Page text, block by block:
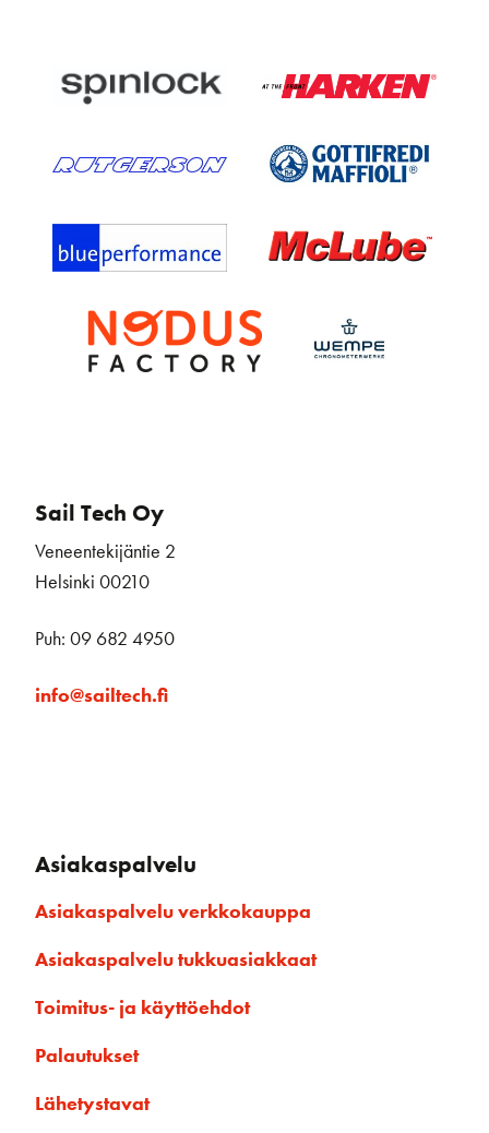
Sail Tech Oy
Veneentekijäntie 2
Helsinki 00210
Puh: 09 682 4950
info@sailtech.fi
Asiakaspalvelu
Asiakaspalvelu verkkokauppa
Asiakaspalvelu tukkuasiakkaat
Toimitus- ja käyttöehdot
Palautukset
Lähetystavat